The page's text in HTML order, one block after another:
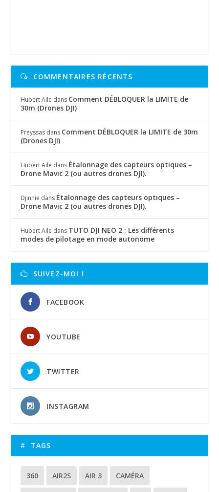
COMMENTAIRES RÉCENTS
Hubert Aile dans Comment DÉBLOQUER la LIMITE de
30m (Drones DJI)
Preyssas dans Comment DÉBLOQUER la LIMITE de 30m
(Drones DJI)
Hubert Aile dans Étalonnage des capteurs optiques –
Drone Mavic 2 (ou autres drones DJI).
Djinnie dans Étalonnage des capteurs optiques –
Drone Mavic 2 (ou autres drones DJI).
Hubert Aile dans TUTO DJI NEO 2 : Les différents
modes de pilotage en mode autonome
SUIVEZ-MOI !
FACEBOOK
YOUTUBE
TWITTER
INSTAGRAM
TAGS
360 AIR2S AIR 3 CAMÉRA